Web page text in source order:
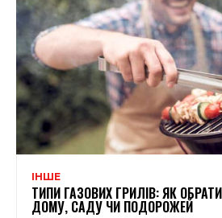
ІНШЕ
ТИПИ ГАЗОВИХ ГРИЛІВ: ЯК
ДОМУ, САДУ ЧИ ПОДОРОЖЕЙ